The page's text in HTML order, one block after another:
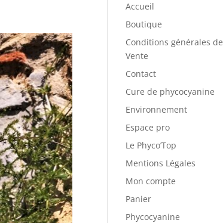
Accueil
Boutique
Conditions générales de
Vente
Contact
Cure de phycocyanine
Environnement
Espace pro
Le Phyco’Top
Mentions Légales
Mon compte
Panier
Phycocyanine